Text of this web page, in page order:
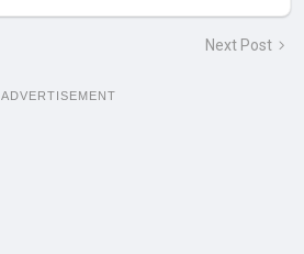
Next Post
ADVERTISEMENT